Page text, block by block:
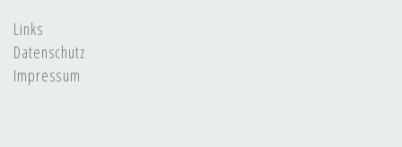
Links
Datenschutz
Impressum